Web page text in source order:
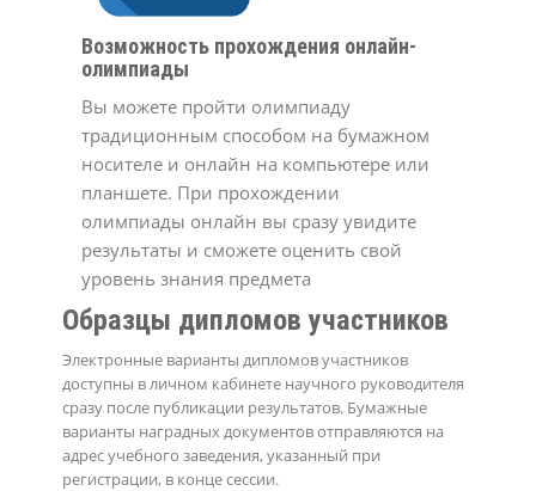
Возможность прохождения онлайн-
олимпиады
Вы можете пройти олимпиаду
традиционным способом на бумажном
носителе и онлайн на компьютере или
планшете. При прохождении
олимпиады онлайн вы сразу увидите
результаты и сможете оценить свой
уровень знания предмета
Образцы дипломов участников
Электронные варианты дипломов участников
доступны в личном кабинете научного руководителя
сразу после публикации результатов. Бумажные
варианты наградных документов отправляются на
адрес учебного заведения, указанный при
регистрации, в конце сессии.